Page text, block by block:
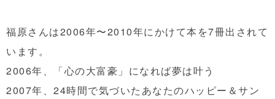
福原さんは2006年〜2010年にかけて本を7冊出されて
います。
2006年、「心の大富豪」になれば夢は叶う
2007年、24時間で気づいたあなたのハッピー＆サン